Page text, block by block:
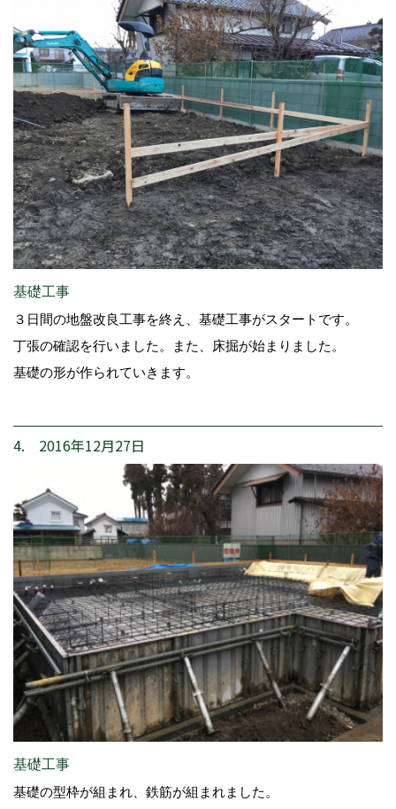
基礎工事
３日間の地盤改良工事を終え、基礎工事がスタートです。
丁張の確認を行いました。また、床掘が始まりました。
基礎の形が作られていきます。
4. 2016年12月27日
基礎工事
基礎の型枠が組まれ、鉄筋が組まれました。